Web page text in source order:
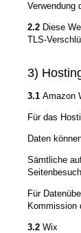
Verwendung
2.2 Diese
TLS-
3)
3.1 Amazon
Für das
Daten
Sämtliche
Für
Kommission
3.2 Wix